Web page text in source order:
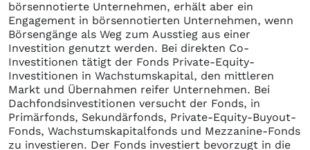
börsennotierte Unternehmen, erhält aber ein
Engagement in börsennotierten Unternehmen, wenn
Börsengänge als Weg zum Ausstieg aus einer
Investition genutzt werden. Bei direkten Co-
Investitionen tätigt der Fonds Private-Equity-
Investitionen in Wachstumskapital, den mittleren
Markt und Übernahmen reifer Unternehmen. Bei
Dachfondsinvestitionen versucht der Fonds, in
Primärfonds, Sekundärfonds, Private-Equity-Buyout-
Fonds, Wachstumskapitalfonds und Mezzanine-Fonds
zu investieren. Der Fonds investiert bevorzugt in die